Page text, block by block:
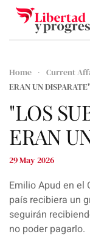
Skip to main
Home Current
ERAN UN
"LOS
ERAN
29 May 2026
Emilio Apud en el
país recibiera un
seguirán
no poder pagarlo.